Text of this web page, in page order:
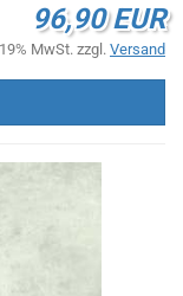
96,90 EUR
MwSt. zzgl. Versand